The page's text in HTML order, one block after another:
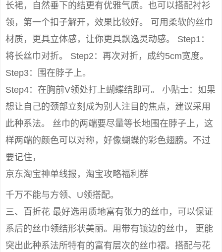
长裙，自然垂下的结更有优雅气质。也可以搭配衬衫
领，第一个扣子解开，效果比较好。 可用柔软的丝巾
材质，更具立体感，让你更具飘逸灵动感。 Step1：
将长丝巾对折。 Step2：再次对折，成约5cm宽度。
Step3：围在脖子上。
Step4：在胸前V领处打上蝴蝶结即可。 小贴士：如果
想让自己的颈部立刻成为别人注目的焦点，建议采用
此种系法。 丝巾的两端要尽量等长地围在脖子上，这
样两端的颜色可以对称，好像蝴蝶的彩色翅膀。不过
要记住，
京东淘宝神单线报，淘宝攻略福利群
千万不能与方领、U领搭配。
三、百折花 最好选用质地富有张力的丝巾，可以保证
系后的丝巾领结形状美丽。用带有镶边的丝巾， 更能
突出此种系法所特有的富有层次的丝巾褶。搭配与花